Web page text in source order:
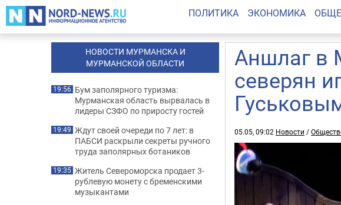
ПОЛИТИКА ЭКОНОМИКА
Аншлаг в
северян
05.05, 09:02 Новости /
НОВОСТИ МУРМАНСКА И
МУРМАНСКОЙ ОБЛАСТИ
19:56 Бум заполярного туризма:
Мурманская область вырвалась в
лидеры СЗФО по приросту гостей
19:49 Ждут своей очереди по 7 лет: в
ПАБСИ раскрыли секреты ручного
труда заполярных ботаников
19:35 Житель Североморска продает 3-
рублевую монету с бременскими
музыкантами